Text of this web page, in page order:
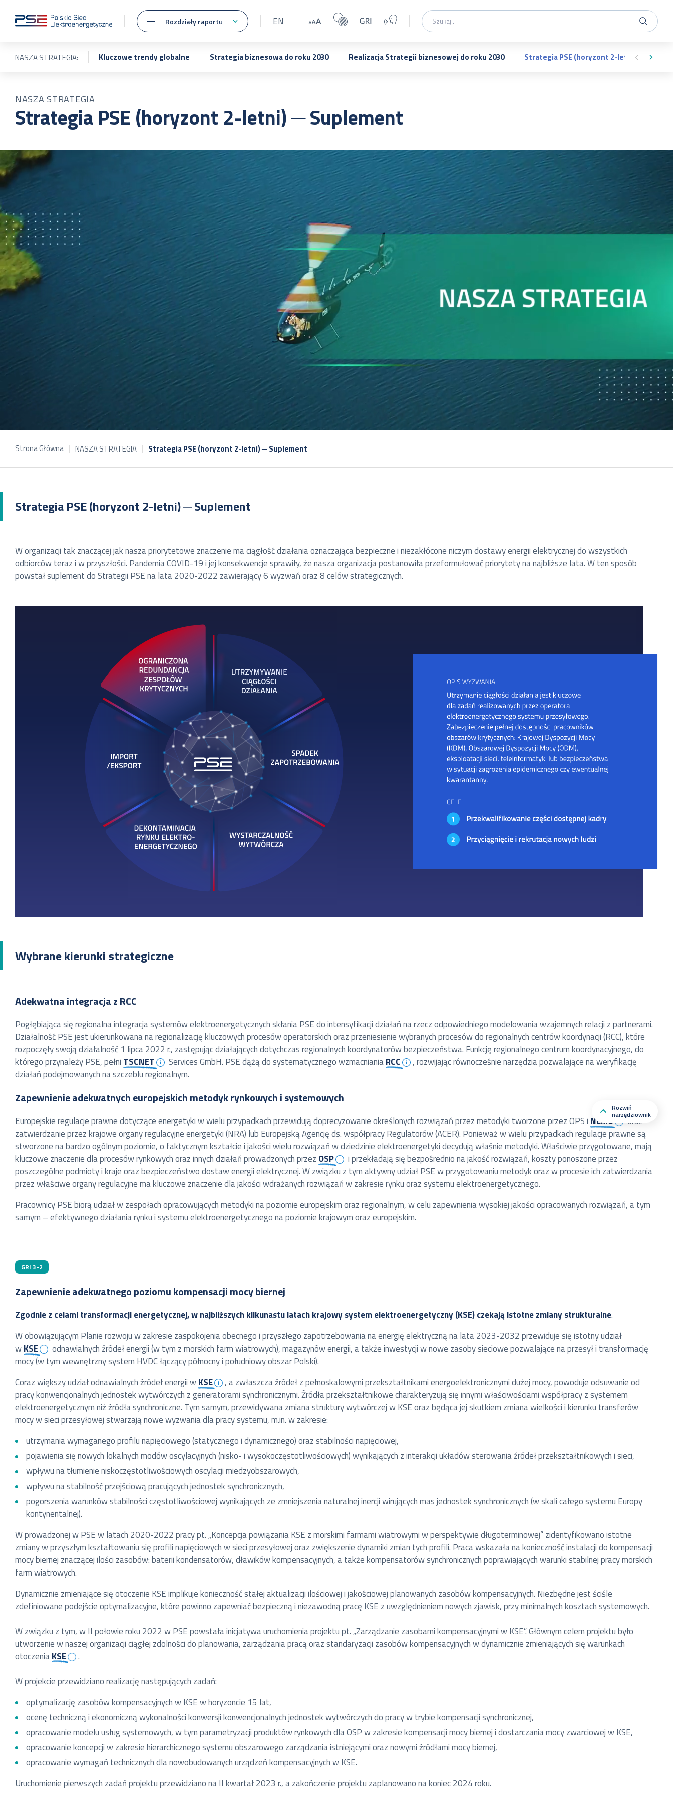
Rozdziały raportu EN
NASZA STRATEGIA: Kluczowe trendy globalne Strategia biznesowa do roku 2030 Realizacja Strategii biznesowej do roku 2030 Strategia PSE (horyzont 2-letni) ─
NASZA STRATEGIA
Strategia PSE (horyzont 2-letni) ─ Suplement
Strona Główna NASZA STRATEGIA Strategia PSE (horyzont 2-letni) ─ Suplement
Strategia PSE (horyzont 2-letni) ─ Suplement
W organizacji tak znaczącej jak nasza priorytetowe znaczenie ma ciągłość działania oznaczająca bezpieczne i niezakłócone niczym dostawy energii elektrycznej do wszystkich
odbiorców teraz i w przyszłości. Pandemia COVID-19 i jej konsekwencje sprawiły, że nasza organizacja postanowiła przeformułować priorytety na najbliższe lata. W ten sposób
powstał suplement do Strategii PSE na lata 2020-2022 zawierający 6 wyzwań oraz 8 celów strategicznych.
Wybrane kierunki strategiczne
Adekwatna integracja z RCC
Pogłębiająca się regionalna integracja systemów elektroenergetycznych skłania PSE do intensyfikacji działań na rzecz odpowiedniego modelowania wzajemnych relacji z partnerami.
Działalność PSE jest ukierunkowana na regionalizację kluczowych procesów operatorskich oraz przeniesienie wybranych procesów do regionalnych centrów koordynacji (RCC), które
rozpoczęły swoją działalność 1 lipca 2022 r., zastępując działających dotychczas regionalnych koordynatorów bezpieczeństwa. Funkcję regionalnego centrum koordynacyjnego, do
którego przynależy PSE, pełni TSCNET Services GmbH. PSE dążą do systematycznego wzmacnianiaRCC
, rozwijając równocześnie narzędzia pozwalające na weryfikację
działań podejmowanych na szczeblu regionalnym.
Zapewnienie adekwatnych europejskich metodyk rynkowych i systemowych
Europejskie regulacje prawne dotyczące energetyki w wielu przypadkach przewidują doprecyzowanie określonych rozwiązań przez metodyki tworzone przez OPS i NEMO
oraz
zatwierdzanie przez krajowe organy regulacyjne energetyki (NRA) lub Europejską Agencję ds. współpracy Regulatorów (ACER). Ponieważ w wielu przypadkach regulacje prawne są
stworzone na bardzo ogólnym poziomie, o faktycznym kształcie i jakości wielu rozwiązań w dziedzinie elektroenergetyki decydują właśnie metodyki. Właściwie przygotowane, mają
kluczowe znaczenie dla procesów rynkowych oraz innych działań prowadzonych przez OSP
i przekładają się bezpośrednio na jakość rozwiązań, koszty ponoszone przez
poszczególne podmioty i kraje oraz bezpieczeństwo dostaw energii elektrycznej. W związku z tym aktywny udział PSE w przygotowaniu metodyk oraz w procesie ich zatwierdzania
przez właściwe organy regulacyjne ma kluczowe znaczenie dla jakości wdrażanych rozwiązań w zakresie rynku oraz systemu elektroenergetycznego.
Pracownicy PSE biorą udział w zespołach opracowujących metodyki na poziomie europejskim oraz regionalnym, w celu zapewnienia wysokiej jakości opracowanych rozwiązań, a tym
samym – efektywnego działania rynku i systemu elektroenergetycznego na poziomie krajowym oraz europejskim.
GRI 3-2
Zapewnienie adekwatnego poziomu kompensacji mocy biernej
Zgodnie z celami transformacji energetycznej, w najbliższych kilkunastu latach krajowy system elektroenergetyczny (KSE) czekają istotne zmiany strukturalne.
W obowiązującym Planie rozwoju w zakresie zaspokojenia obecnego i przyszłego zapotrzebowania na energię elektryczną na lata 2023-2032 przewiduje się istotny udział
wKSE
odnawialnych źródeł energii (w tym z morskich farm wiatrowych), magazynów energii, a także inwestycji w nowe zasoby sieciowe pozwalające na przesył i transformację
mocy (w tym wewnętrzny system HVDC łączący północny i południowy obszar Polski).
Coraz większy udział odnawialnych źródeł energii wKSE
, a zwłaszcza źródeł z pełnoskalowymi przekształtnikami energoelektronicznymi dużej mocy, powoduje odsuwanie od
pracy konwencjonalnych jednostek wytwórczych z generatorami synchronicznymi. Źródła przekształtnikowe charakteryzują się innymi właściwościami współpracy z systemem
elektroenergetycznym niż źródła synchroniczne. Tym samym, przewidywana zmiana struktury wytwórczej w KSE oraz będąca jej skutkiem zmiana wielkości i kierunku transferów
mocy w sieci przesyłowej stwarzają nowe wyzwania dla pracy systemu, m.in. w zakresie:
utrzymania wymaganego profilu napięciowego (statycznego i dynamicznego) oraz stabilności napięciowej,
pojawienia się nowych lokalnych modów oscylacyjnych (nisko- i wysokoczęstotliwościowych) wynikających z interakcji układów sterowania źródeł przekształtnikowych i sieci,
wpływu na tłumienie niskoczęstotliwościowych oscylacji miedzyobszarowych,
wpływu na stabilność przejściową pracujących jednostek synchronicznych,
pogorszenia warunków stabilności częstotliwościowej wynikających ze zmniejszenia naturalnej inercji wirujących mas jednostek synchronicznych (w skali całego systemu Europy
kontynentalnej).
W prowadzonej w PSE w latach 2020-2022 pracy pt. „Koncepcja powiązania KSE z morskimi farmami wiatrowymi w perspektywie długoterminowej” zidentyfikowano istotne
zmiany w przyszłym kształtowaniu się profili napięciowych w sieci przesyłowej oraz zwiększenie dynamiki zmian tych profili. Praca wskazała na konieczność instalacji do kompensacji
mocy biernej znaczącej ilości zasobów: baterii kondensatorów, dławików kompensacyjnych, a także kompensatorów synchronicznych poprawiających warunki stabilnej pracy morskich
farm wiatrowych.
Dynamicznie zmieniające się otoczenie KSE implikuje konieczność stałej aktualizacji ilościowej i jakościowej planowanych zasobów kompensacyjnych. Niezbędne jest ściśle
zdefiniowane podejście optymalizacyjne, które powinno zapewniać bezpieczną i niezawodną pracę KSE z uwzględnieniem nowych zjawisk, przy minimalnych kosztach systemowych.
W związku z tym, w II połowie roku 2022 w PSE powstała inicjatywa uruchomienia projektu pt. „Zarządzanie zasobami kompensacyjnymi w KSE”. Głównym celem projektu było
utworzenie w naszej organizacji ciągłej zdolności do planowania, zarządzania pracą oraz standaryzacji zasobów kompensacyjnych w dynamicznie zmieniających się warunkach
otoczeniaKSE
.
W projekcie przewidziano realizację następujących zadań:
optymalizację zasobów kompensacyjnych w KSE w horyzoncie 15 lat,
ocenę techniczną i ekonomiczną wykonalności konwersji konwencjonalnych jednostek wytwórczych do pracy w trybie kompensacji synchronicznej,
opracowanie modelu usług systemowych, w tym parametryzacji produktów rynkowych dla OSP w zakresie kompensacji mocy biernej i dostarczania mocy zwarciowej w KSE,
opracowanie koncepcji w zakresie hierarchicznego systemu obszarowego zarządzania istniejącymi oraz nowymi źródłami mocy biernej,
opracowanie wymagań technicznych dla nowobudowanych urządzeń kompensacyjnych w KSE.
Uruchomienie pierwszych zadań projektu przewidziano na II kwartał 2023 r., a zakończenie projektu zaplanowano na koniec 2024 roku.
Rozwiń
narzędziownik